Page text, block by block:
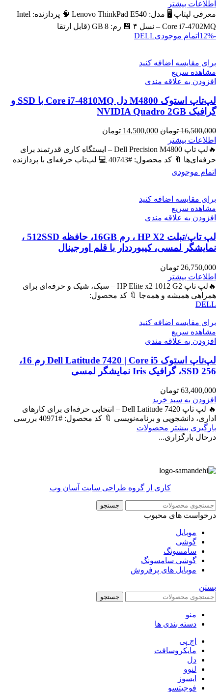
22,000,000 تومان
20,000,000 تومان
است.
اطلاعات بیشتر
معرفی لپتاپ 🖥️ مدل: Lenovo ThinkPad E540 🧠 پردازنده: Intel
Core i7‑4702MQ – نسل ۴ 💾 رم: 8 GB (قابل ارتقا
-12%
اتمام موجودیDELL
برای مقایسه اضافه کنید
مشاهده سریع
افزودن به علاقه مندی
لپ‌تاپ استوک M4800 دل Core i7-4810MQ با SSD و
گرافیک NVIDIA Quadro 2GB
16,500,000 تومان قیمت
16,500,000 تومان
بود.
14,500,000 تومان
14,500,000 تومان
است.
اطلاعات بیشتر
🔥لپ تاپ Dell Precision M4800 – ایستگاه کاری قدرتمند برای
حرفه‌ای‌ها 🔖 کد محصول: #40743 💻 لپ‌تاپ حرفه‌ای با پردازنده
اتمام موجودی
برای مقایسه اضافه کنید
مشاهده سریع
افزودن به علاقه مندی
لپ تاپ/تبلت HP X2 ، رم 16GB، حافظه 512SSD ،
نمایشگر لمسی، کیبورددار با قلم اورجینال
26,750,000 تومان
اطلاعات بیشتر
🔥لپ تاپ HP Elite x2 1012 G2 – سبک، شیک و حرفه‌ای برای
همراهی همیشه و همه‌جا 🔖 کد محصول:
DELL
برای مقایسه اضافه کنید
مشاهده سریع
افزودن به علاقه مندی
لپ‌تاپ استوک Dell Latitude 7420 | Core i5 رم 16،
SSD 256، گرافیک Iris نمایشگر لمسی
63,400,000 تومان
افزودن به سبد خرید
🔥 لپ تاپ Dell Latitude 7420 – انتخابی حرفه‌ای برای کارهای
اداری، دانشجویی و برنامه‌نویسی 🔖 کد محصول: #40971 بررسی
بارگیری بیشتر محصولات
درحال بارگزاری...
کاری از گروه طراحی سایت آسان وب
جستجو
درخواست های محبوب
موبایل
گوشی
سامسونگ
گوشی سامسونگ
موبایل های پرفروش
بستن
جستجو
منو
دسته بندی ها
اچ پی
مایکروسافت
دل
لنوو
ایسوز
فوجیتسو